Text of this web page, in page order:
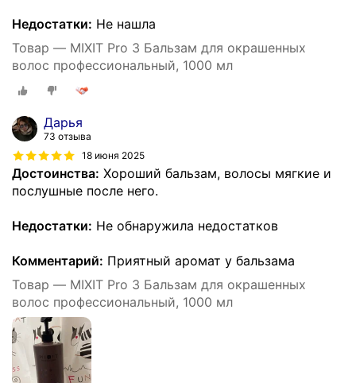
Недостатки: Не нашла
Товар — MIXIT Pro 3 Бальзам для окрашенных
волос профессиональный, 1000 мл
Дарья
73 отзыва
18 июня 2025
Достоинства: Хороший бальзам, волосы мягкие и
послушные после него.
Недостатки: Не обнаружила недостатков
Комментарий: Приятный аромат у бальзама
Товар — MIXIT Pro 3 Бальзам для окрашенных
волос профессиональный, 1000 мл